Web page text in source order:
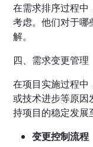
在需求排序过程中
考虑。他们对于哪
解。
四、需求变更管理
在项目实施过程中
或技术进步等原因
持项目的稳定发展
变更控制流程